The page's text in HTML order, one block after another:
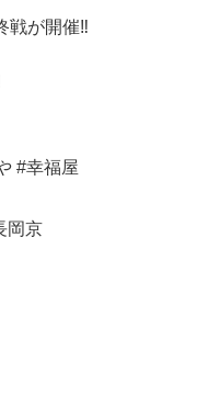
戦が開催‼️
#幸福屋
岡京